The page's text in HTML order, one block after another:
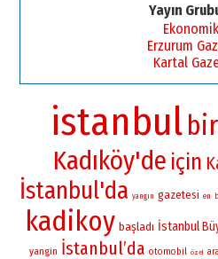
Yayın
Erzurum
Kartal
istanbulbir
Kadıköy'de için
İstanbul'da yangın gazetesi en
kadikoy başladı İstanbul
yangin İstanbul’da otomobil özel